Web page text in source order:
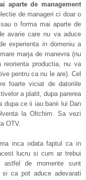
aparte de management
de manageri ci doar o
o forma mai aparte de
avarie care nu va aduce
experienta in domeniu a
marja de manevra (nu
productia, nu va
pentru ca nu le are). Cel
foarte viciat de datoriile
a platit, dupa parerea
dupa ce ii iau banii lui Dan
la Oltchim. Sa vezi
OTV.
inca odata faptul ca in
lucru si cum ar trebui
de momente sunt
si ca pot aduce adevarati